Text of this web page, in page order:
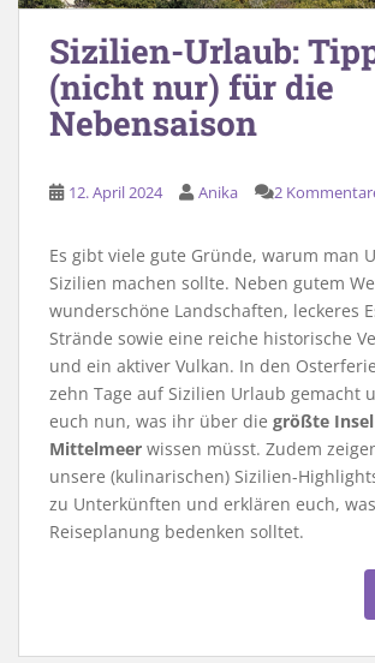
Sizilien-Urlaub:
(nicht nur) für die
Nebensaison
12. April 2024 Anika 2
Es gibt viele gute Gründe, warum man
Sizilien machen sollte. Neben gutem
wunderschöne Landschaften, leckeres
Strände sowie eine reiche historische
und ein aktiver Vulkan. In den
zehn Tage auf Sizilien Urlaub gemacht
euch nun, was ihr über die größte
Mittelmeer wissen müsst. Zudem
unsere (kulinarischen) Sizilien-
zu Unterkünften und erklären euch,
Reiseplanung bedenken solltet.